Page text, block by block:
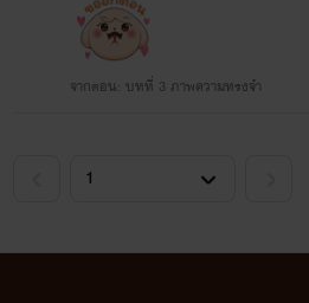
จากตอน: บทที่ 3 ภาพความทรงจำ